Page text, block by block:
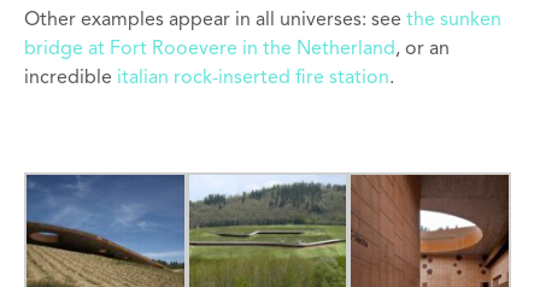
Other examples appear in all universes: see the sunken
bridge at Fort Rooevere in the Netherland, or an
incredible italian rock-inserted fire station.